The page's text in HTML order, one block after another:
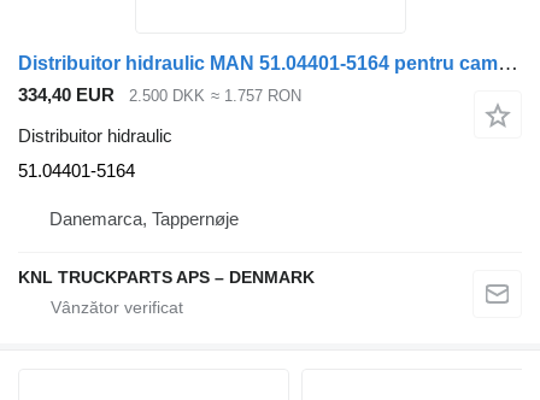
Distribuitor hidraulic MAN 51.04401-5164 pentru camion
334,40 EUR 2.500 DKK ≈ 1.757 RON
Distribuitor hidraulic
51.04401-5164
Danemarca, Tappernøje
KNL TRUCKPARTS APS – DENMARK